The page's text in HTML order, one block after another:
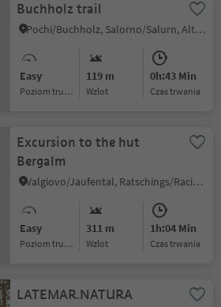
Buchholz trail
Pochi/Buchholz, Salorno/Salurn, Alto Adige Wine Road
Easy
Poziom trudności
119 m
Wzlot
0h:43 Min
czas trwania
Excursion to the hut
Bergalm
Valgiovo/Jaufental, Ratschings/Racines, Sterzing/Vipiteno and environs
Easy
Poziom trudności
311 m
Wzlot
1h:04 Min
czas trwania
LATEMAR.NATURA